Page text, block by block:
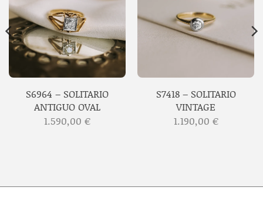
S6964 – SOLITARIO
ANTIGUO OVAL
1.590,00 €
S7418 – SOLITARIO
VINTAGE
1.190,00 €